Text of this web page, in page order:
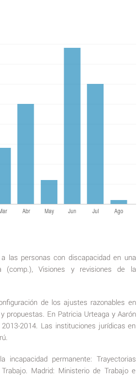
las personas con discapacidad en una
(comp.), Visiones y revisiones de la
de los ajustes razonables en
propuestas. En Patricia Urteaga y Aarón
2014. Las instituciones jurídicas en
permanente: Trayectorias
Madrid: Ministerio de Trabajo e